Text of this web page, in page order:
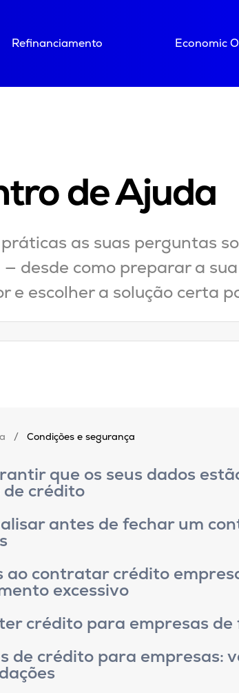
Refinanciamento Economic
de Ajuda
as suas perguntas
desde como preparar a
e escolher a solução certa
/ Condições e segurança
que os seus dados
de crédito
antes de fechar um
ao contratar crédito
excessivo
crédito para empresas
de crédito para empresas: